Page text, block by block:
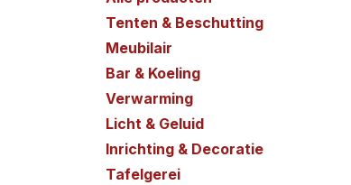
Tenten & Beschutting
Meubilair
Bar & Koeling
Verwarming
Licht & Geluid
Inrichting & Decoratie
Tafelgerei